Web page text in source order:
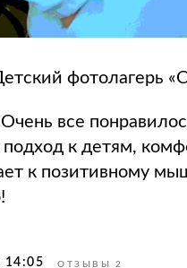
фотолагерь
все
к детям,
к позитивному
14:05 ОТЗЫВЫ 2